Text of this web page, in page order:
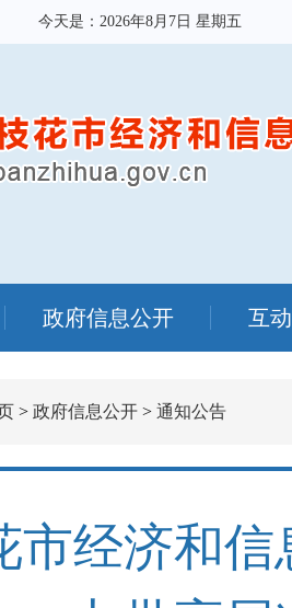
今天是： 2026年8月7日 星期五
政府信息公开 互
> 政府信息公开 > 通知公告
市经济和